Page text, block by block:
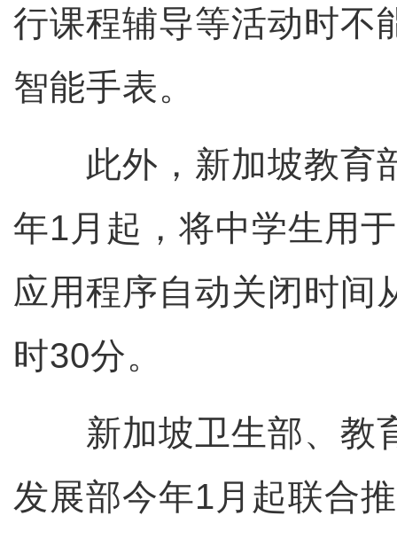
行课程辅导等活动时不
智能手表。
此外，新加坡教育
年1月起，将中学生用
应用程序自动关闭时间
时30分。
新加坡卫生部、教
发展部今年1月起联合